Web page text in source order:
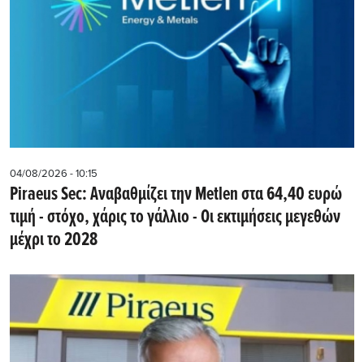
04/08/2026 - 10:15
Piraeus Sec: Αναβαθμίζει την Metlen στα 64,40 ευρώ
τιμή - στόχο, χάρις το γάλλιο - Οι εκτιμήσεις μεγεθών
μέχρι το 2028